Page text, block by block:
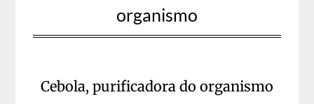
organismo
Cebola, purificadora do organismo